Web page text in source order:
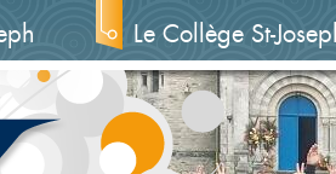
Le Collège St-